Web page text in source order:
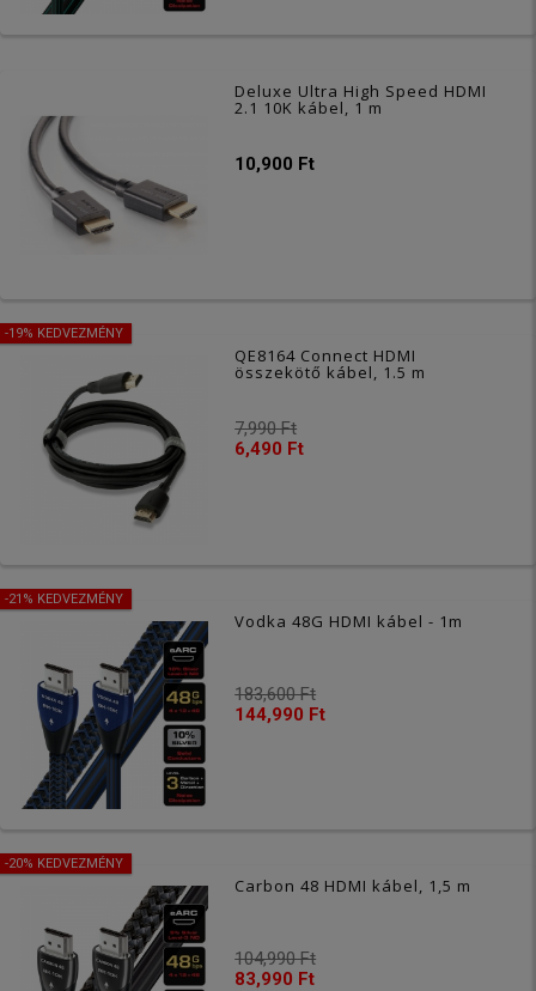
Deluxe Ultra High Speed HDMI
2.1 10K kábel, 1 m
10,900 Ft
-19% KEDVEZMÉNY
QE8164 Connect HDMI
összekötő kábel, 1.5 m
7,990 Ft
6,490 Ft
-21% KEDVEZMÉNY
Vodka 48G HDMI kábel - 1m
183,600 Ft
144,990 Ft
-20% KEDVEZMÉNY
Carbon 48 HDMI kábel, 1,5 m
104,990 Ft
83,990 Ft